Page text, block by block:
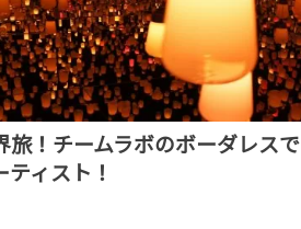
旅！チームラボのボーダレスで
ティスト！